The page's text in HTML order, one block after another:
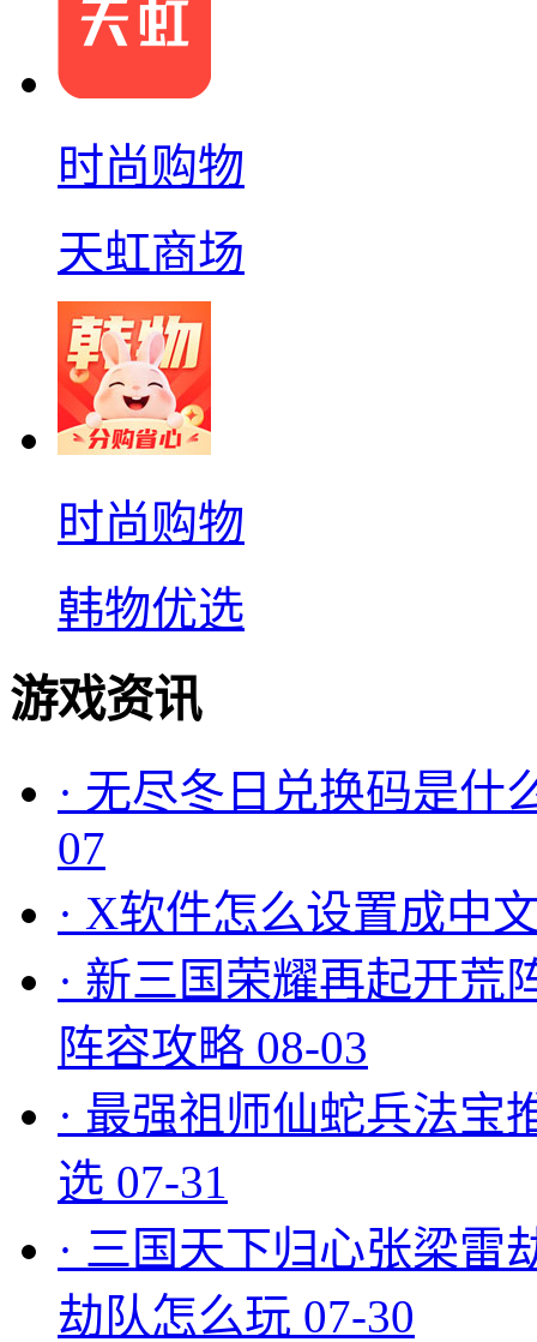
时尚购物
天虹商场
时尚购物
韩物优选
游戏资讯
· 无尽冬日兑换码是什
07
· X软件怎么设置成中
· 新三国荣耀再起开荒
阵容攻略 08-03
· 最强祖师仙蛇兵法宝
选 07-31
· 三国天下归心张梁雷
劫队怎么玩 07-30